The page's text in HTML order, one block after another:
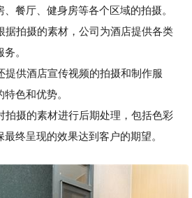
餐厅、健身房等各个区域的拍摄。
拍摄的素材，公司为酒店提供各类
。
供酒店宣传视频的拍摄和制作服
色和优势。
摄的素材进行后期处理，包括色彩
终呈现的效果达到客户的期望。